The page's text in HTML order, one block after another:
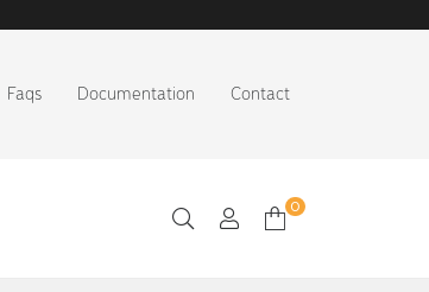
Faqs Documentation Contact
0